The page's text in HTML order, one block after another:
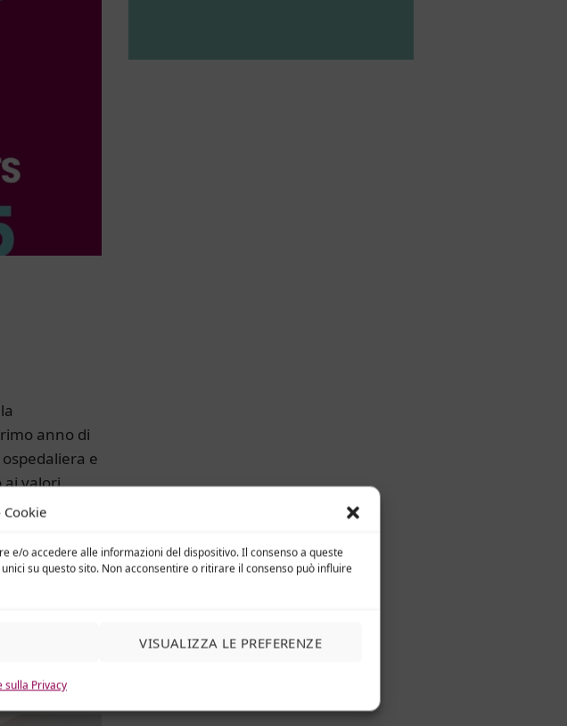
Cookie
e/o accedere alle informazioni del dispositivo. Il consenso a queste
su questo sito. Non acconsentire o ritirare il consenso può influire
VISUALIZZA LE PREFERENZE
sulla Privacy
anno di
e
ai valori